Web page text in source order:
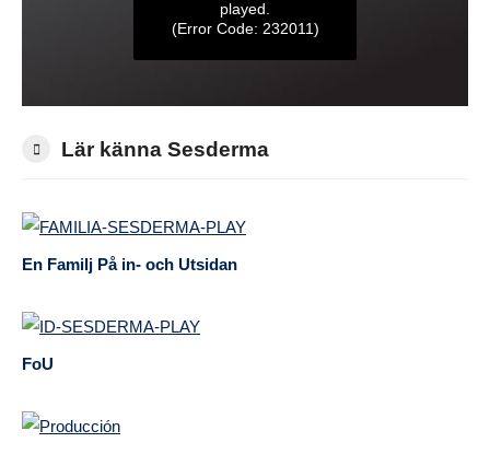
Lär känna Sesderma
En Familj På in- och Utsidan
FoU